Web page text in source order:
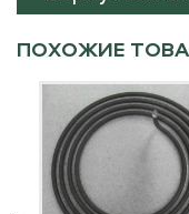
ПОХОЖИЕ